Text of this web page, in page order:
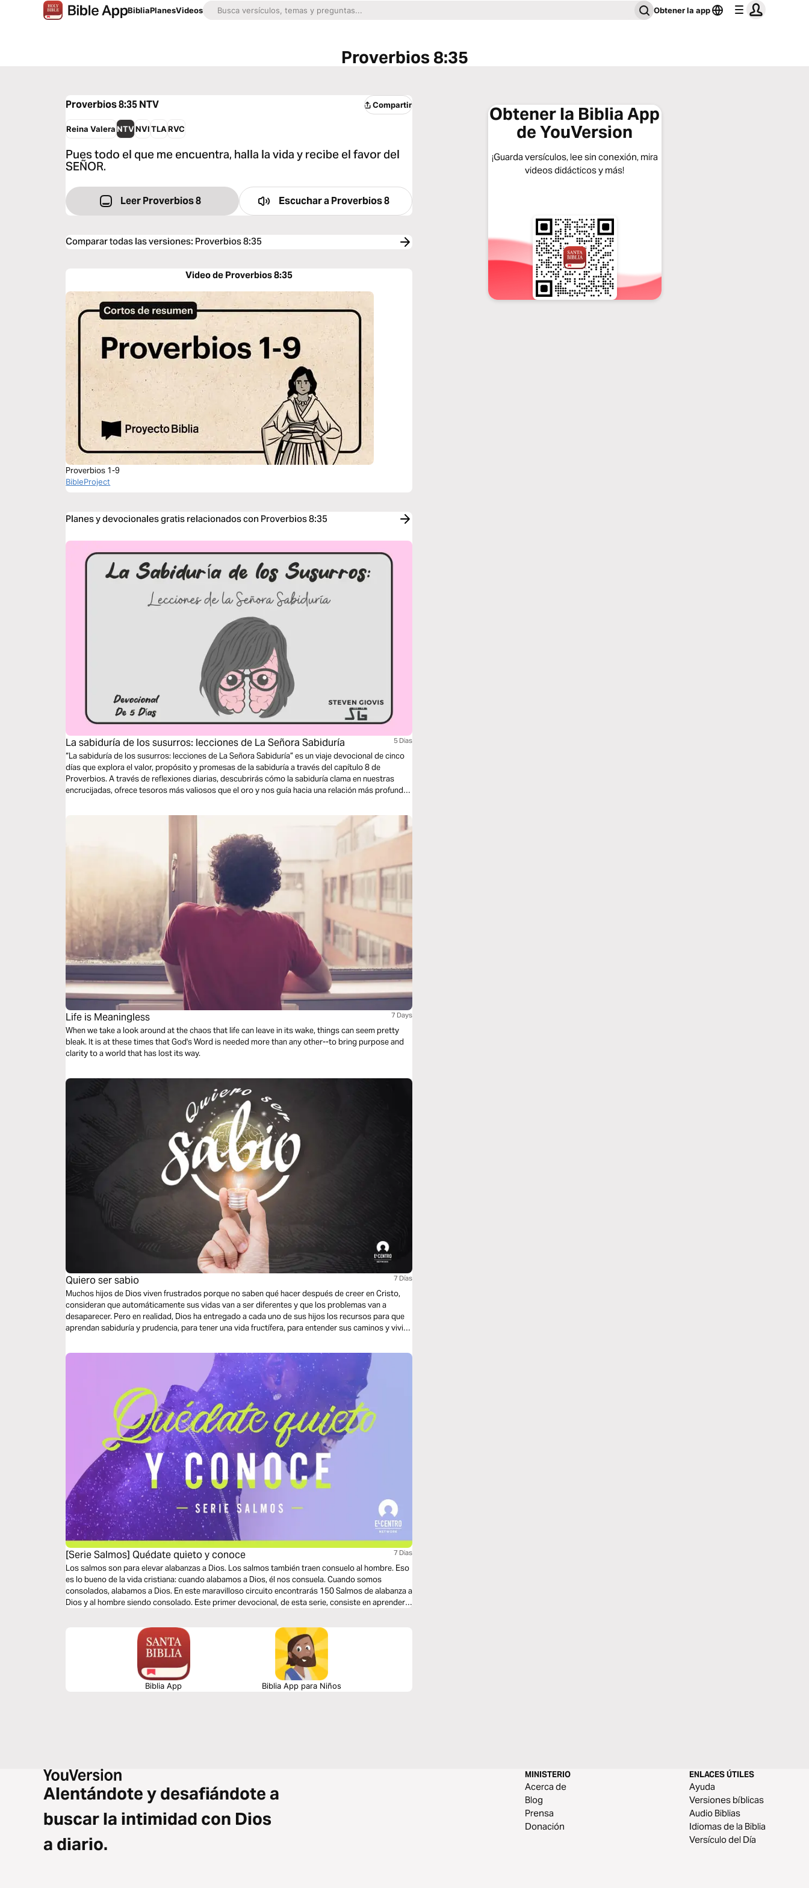
BibliaPlanesVideos Obtener la app
Proverbios 8:35
Proverbios 8:35NTV Compartir
Reina Valera NTVNVI TLA RVC
Pues todo el que me encuentra, halla la vida y recibe el favor del
SEÑOR.
Leer Proverbios 8 Escuchar aProverbios 8
Comparar todas las versiones: Proverbios 8:35
Video de Proverbios 8:35
Proverbios 1-9
BibleProject
Planes y devocionales gratis relacionados con Proverbios 8:35
La sabiduría de los susurros: lecciones de La Señora Sabiduría 5 Dias
“La sabiduría de los susurros: lecciones de La Señora Sabiduría” es un viaje devocional de cinco
días que explora el valor, propósito y promesas de la sabiduría a través del capítulo 8 de
Proverbios. A través de reflexiones diarias, descubrirás cómo la sabiduría clama en nuestras
encrucijadas, ofrece tesoros más valiosos que el oro y nos guía hacia una relación más profunda
Life is Meaningless 7 Days
When we take a look around at the chaos that life can leave in its wake, things can seem pretty
bleak. It is at these times that God's Word is needed more than any other--to bring purpose and
clarity to a world that has lost its way.
Quiero ser sabio 7 Días
Muchos hijos de Dios viven frustrados porque no saben qué hacer después de creer en Cristo,
consideran que automáticamente sus vidas van a ser diferentes y que los problemas van a
desaparecer. Pero en realidad, Dios ha entregado a cada uno de sus hijos los recursos para que
aprendan sabiduría y prudencia, para tener una vida fructífera, para entender sus caminos y vivir
[Serie Salmos] Quédate quieto y conoce 7 Dias
Los salmos son para elevar alabanzas a Dios. Los salmos también traen consuelo al hombre. Eso
es lo bueno de la vida cristiana: cuando alabamos a Dios, él nos consuela. Cuando somos
consolados, alabamos a Dios. En este maravilloso circuito encontrarás 150 Salmos de alabanza a
Dios y al hombre siendo consolado. Este primer devocional, de esta serie, consiste en aprender a
Biblia App Biblia App para Niños
Obtener la Biblia App
de YouVersion
¡Guarda versículos, lee sin conexión, mira
videos didácticos y más!
Alentándote y desafiándote a
buscar la intimidad con Dios
a diario.
MINISTERIO
Acerca de
Blog
Prensa
Donación
ENLACES ÚTILES
Ayuda
Versiones bíblicas
Audio Biblias
Idiomas de la Biblia
Versículo del Día